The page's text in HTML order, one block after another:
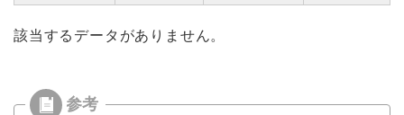
該当するデータがありません。